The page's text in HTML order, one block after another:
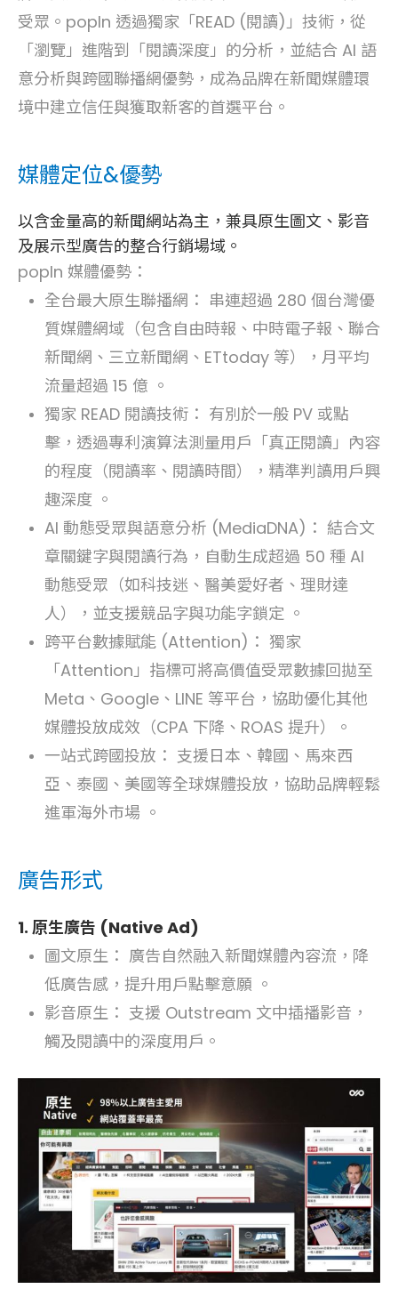
受眾。 popIn 透過獨家「READ (閱讀)」技術，從
「瀏覽」進階到「閱讀深度」的分析，並結合 AI 語
意分析與跨國聯播網優勢，成為品牌在新聞媒體環
境中建立信任與獲取新客的首選平台。
媒體定位&優勢
以含金量高的新聞網站為主，兼具原生圖文、影音
及展示型廣告的整合行銷場域。
popIn 媒體優勢：
全台最大原生聯播網： 串連超過 280 個台灣優
質媒體網域（包含自由時報、中時電子報、聯合
新聞網、三立新聞網、ETtoday 等），月平均
流量超過 15 億 。
獨家 READ 閱讀技術： 有別於一般 PV 或點
擊，透過專利演算法測量用戶「真正閱讀」內容
的程度（閱讀率、閱讀時間），精準判讀用戶興
趣深度 。
AI 動態受眾與語意分析 (MediaDNA)： 結合文
章關鍵字與閱讀行為，自動生成超過 50 種 AI
動態受眾（如科技迷、醫美愛好者、理財達
人），並支援競品字與功能字鎖定 。
跨平台數據賦能 (Attention)： 獨家
「Attention」指標可將高價值受眾數據回拋至
Meta、Google、LINE 等平台，協助優化其他
媒體投放成效（CPA 下降、ROAS 提升）。
一站式跨國投放： 支援日本、韓國、馬來西
亞、泰國、美國等全球媒體投放，協助品牌輕鬆
進軍海外市場 。
廣告形式
1. 原生廣告 (Native Ad)
圖文原生： 廣告自然融入新聞媒體內容流，降
低廣告感，提升用戶點擊意願 。
影音原生： 支援 Outstream 文中插播影音，
觸及閱讀中的深度用戶。